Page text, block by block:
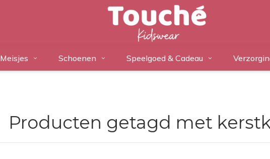
Meisjes Schoenen Speelgoed & Cadeau
Producten getagd met